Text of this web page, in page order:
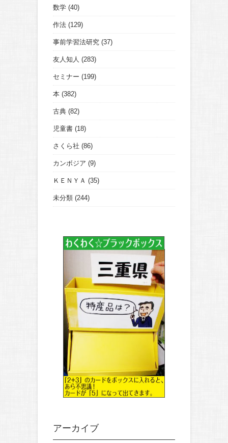
数学 (40)
作法 (129)
事前学習法研究 (37)
友人知人 (283)
セミナー (199)
本 (382)
古典 (82)
児童書 (18)
さくら社 (86)
カンボジア (9)
ＫＥＮＹＡ (35)
未分類 (244)
アーカイブ